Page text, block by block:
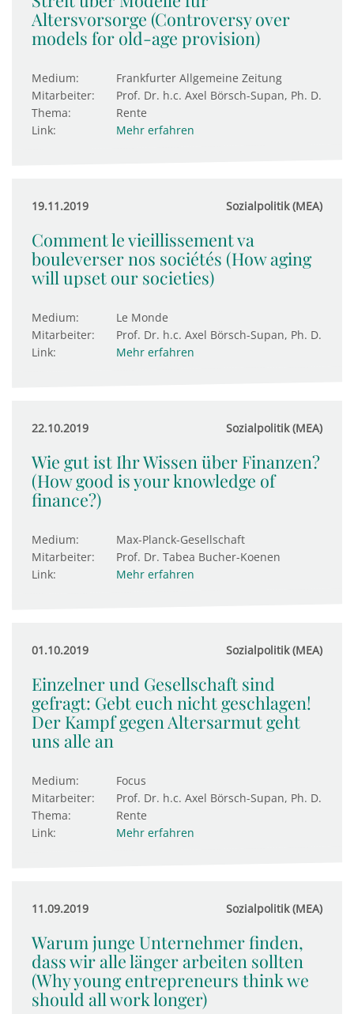
Altersvorsorge (Controversy over
models for old-age provision)
Medium:
Frankfurter Allgemeine Zeitung
Mitarbeiter:
Prof. Dr. h.c. Axel Börsch-Supan, Ph. D.
Thema:
Rente
Link:
Mehr erfahren
19.11.2019 Sozialpolitik (MEA)
Comment le vieillissement va
bouleverser nos sociétés (How aging
will upset our societies)
Medium:
Le Monde
Mitarbeiter:
Prof. Dr. h.c. Axel Börsch-Supan, Ph. D.
Link:
Mehr erfahren
22.10.2019 Sozialpolitik (MEA)
Wie gut ist Ihr Wissen über Finanzen?
(How good is your knowledge of
finance?)
Medium:
Max-Planck-Gesellschaft
Mitarbeiter:
Prof. Dr. Tabea Bucher-Koenen
Link:
Mehr erfahren
01.10.2019 Sozialpolitik (MEA)
Einzelner und Gesellschaft sind
gefragt: Gebt euch nicht geschlagen!
Der Kampf gegen Altersarmut geht
uns alle an
Medium:
Focus
Mitarbeiter:
Prof. Dr. h.c. Axel Börsch-Supan, Ph. D.
Thema:
Rente
Link:
Mehr erfahren
11.09.2019 Sozialpolitik (MEA)
Warum junge Unternehmer finden,
dass wir alle länger arbeiten sollten
(Why young entrepreneurs think we
should all work longer)